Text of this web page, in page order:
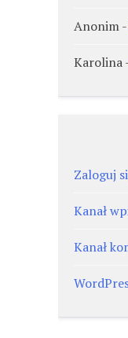
Anonim-
Karolina
Zaloguj
Kanał
Kanał